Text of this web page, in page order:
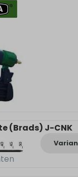
(Brads) J-CNK